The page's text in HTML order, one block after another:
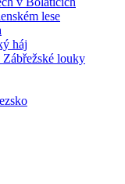
lese
háj
Zábřežské louky